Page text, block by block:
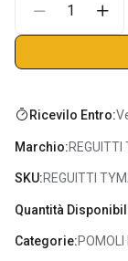
Ricevilo Entro:
Marchio:REGUITTI
SKU:REGUITTI
Quantità
Categorie:POMOLI
Consenso
cookie per